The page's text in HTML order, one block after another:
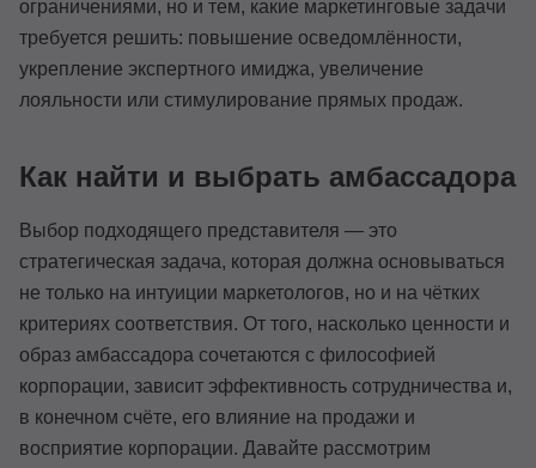
ограничениями, но и тем, какие маркетинговые задачи
требуется решить: повышение осведомлённости,
укрепление экспертного имиджа, увеличение
лояльности или стимулирование прямых продаж.
Как найти и выбрать амбассадора
Выбор подходящего представителя — это
стратегическая задача, которая должна основываться
не только на интуиции маркетологов, но и на чётких
критериях соответствия. От того, насколько ценности и
образ амбассадора сочетаются с философией
корпорации, зависит эффективность сотрудничества и,
в конечном счёте, его влияние на продажи и
восприятие корпорации. Давайте рассмотрим